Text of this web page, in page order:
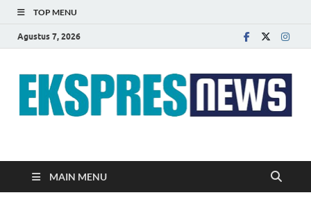
TOP MENU
Agustus 7, 2026
EKSPRES NEWS
MAIN MENU